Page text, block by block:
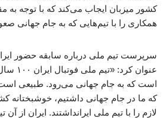
کشور میزبان ایجاب می‌کند که با توجه به
همکاری را با تیم‌هایی که به جام جهانی
سرپرست تیم ملی درباره سابقه حضور
عنوان
است که به جام جهانی می‌رود. طبیعی
که ما در جام جهانی داشتیم، خوشبختانه
لازم را با تیم ملی ایرانداشتند. ایران از